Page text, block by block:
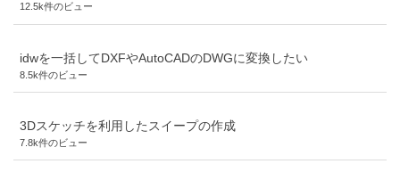
12.5k件のビュー
idwを一括してDXFやAutoCADのDWGに変換したい
8.5k件のビュー
3Dスケッチを利用したスイープの作成
7.8k件のビュー